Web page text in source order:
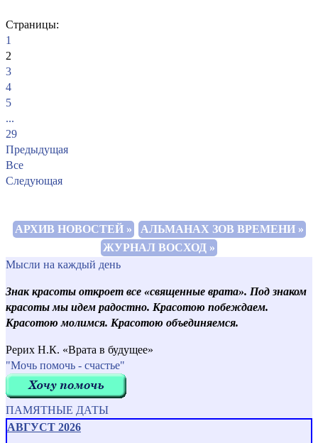
Страницы:
1
2
3
4
5
...
29
Предыдущая
Все
Следующая
АРХИВ НОВОСТЕЙ »
АЛЬМАНАХ ЗОВ ВРЕМЕНИ »
ЖУРНАЛ ВОСХОД »
Мысли на каждый день
Знак красоты откроет все «священные врата». Под знаком
красоты мы идем радостно. Красотою побеждаем.
Красотою молимся. Красотою объединяемся.
Рерих Н.К. «Врата в будущее»
"Мочь помочь - счастье"
ПАМЯТНЫЕ ДАТЫ
АВГУСТ 2026